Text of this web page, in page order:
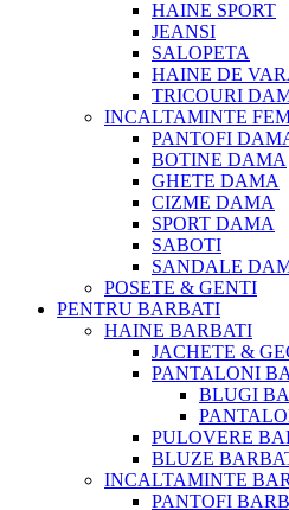
HAINE SPORT
JEANSI
SALOPETA
HAINE DE
TRICOURI
INCALTAMINTE
PANTOFI
BOTINE DAMA
GHETE DAMA
CIZME DAMA
SPORT DAMA
SABOTI
SANDALE
POSETE & GENTI
PENTRU BARBATI
HAINE BARBATI
JACHETE &
PANTALONI
BLUGI
PULOVERE
BLUZE
INCALTAMINTE
PANTOFI